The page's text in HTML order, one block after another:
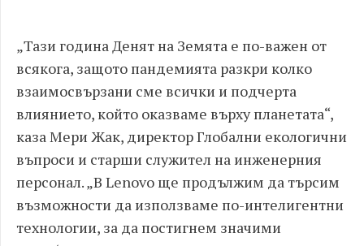
„Тази година Денят на Земята е по-важен от
всякога, защото пандемията разкри колко
взаимосвързани сме всички и подчерта
влиянието, който оказваме върху планетата“,
каза Мери Жак, директор Глобални екологични
въпроси и старши служител на инженерния
персонал. „В Lenovo ще продължим да търсим
възможности да използваме по-интелигентни
технологии, за да постигнем значими